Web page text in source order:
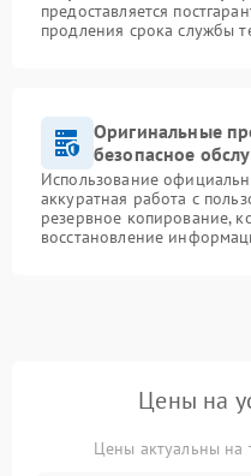
предоставляется
продления срока службы
Оригинальные
безопасное
Использование
аккуратная работа с
резервное копирование,
восстановление
Цены на
Цены актуальны на